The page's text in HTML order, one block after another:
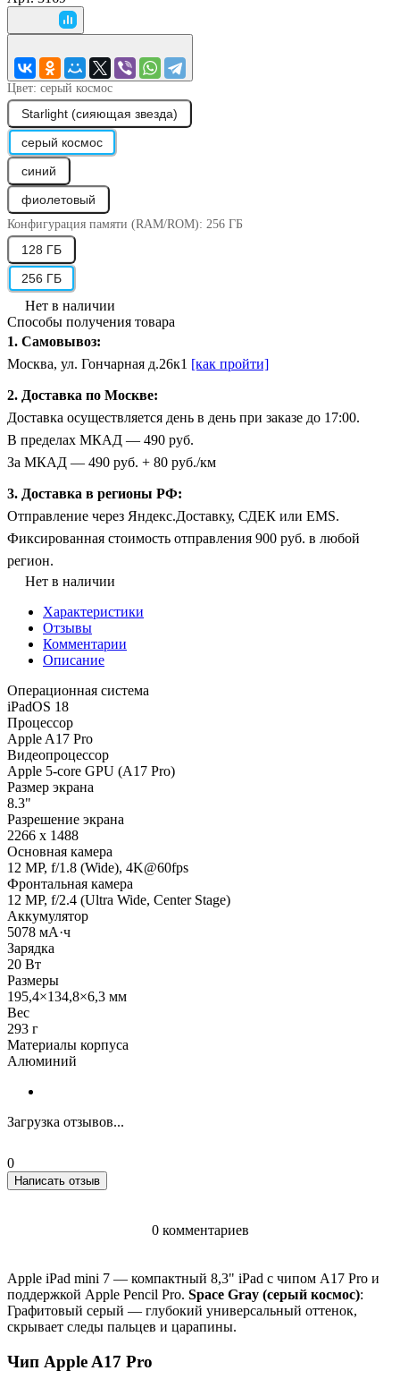
Цвет: серый космос
Starlight (сияющая звезда)
серый космос
синий
фиолетовый
Конфигурация памяти (RAM/ROM): 256 ГБ
128 ГБ
256 ГБ
Нет в наличии
Способы получения товара
1. Самовывоз:
Москва, ул. Гончарная д.26к1 [как пройти]
2. Доставка по Москве:
Доставка осуществляется день в день при заказе до 17:00.
В пределах МКАД — 490 руб.
За МКАД — 490 руб. + 80 руб./км
3. Доставка в регионы РФ:
Отправление через Яндекс.Доставку, СДЕК или EMS.
Фиксированная стоимость отправления 900 руб. в любой
регион.
Нет в наличии
Характеристики
Отзывы
Комментарии
Описание
Операционная система
iPadOS 18
Процессор
Apple A17 Pro
Видеопроцессор
Apple 5-core GPU (A17 Pro)
Размер экрана
8.3"
Разрешение экрана
2266 x 1488
Основная камера
12 MP, f/1.8 (Wide), 4K@60fps
Фронтальная камера
12 MP, f/2.4 (Ultra Wide, Center Stage)
Аккумулятор
5078 мА·ч
Зарядка
20 Вт
Размеры
195,4×134,8×6,3 мм
Вес
293 г
Материалы корпуса
Алюминий
Загрузка отзывов...
0
Написать отзыв
0 комментариев
Apple iPad mini 7 — компактный 8,3" iPad с чипом A17 Pro и
поддержкой Apple Pencil Pro. Space Gray (серый космос):
Графитовый серый — глубокий универсальный оттенок,
скрывает следы пальцев и царапины.
Чип Apple A17 Pro